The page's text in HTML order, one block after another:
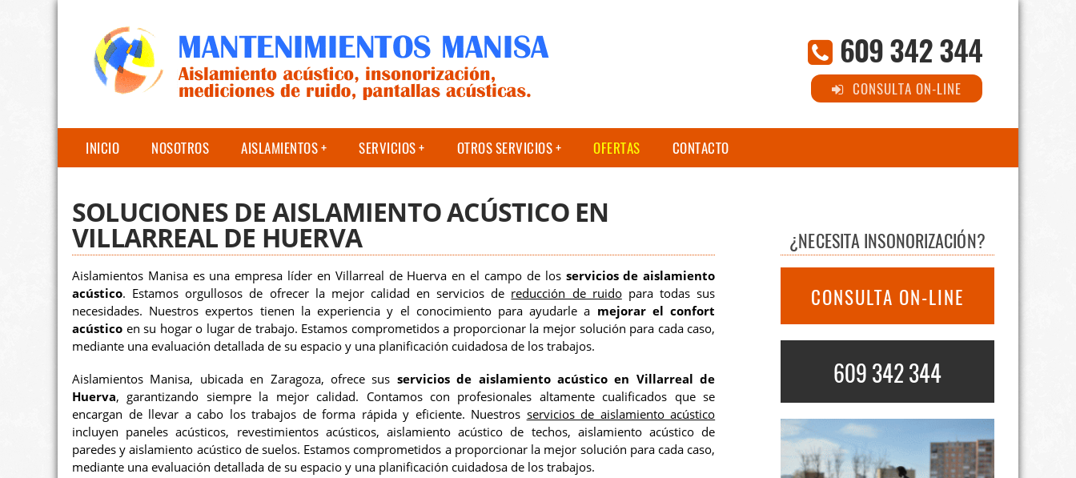
609 342 344
CONSULTA ON-LINE
INICIO NOSOTROS AISLAMIENTOS SERVICIOS OTROS SERVICIOS OFERTAS CONTACTO
SOLUCIONES DE AISLAMIENTO ACÚSTICO EN
VILLARREAL DE HUERVA
Aislamientos Manisa es una empresa líder en Villarreal de Huerva en el campo de los servicios de aislamiento
acústico. Estamos orgullosos de ofrecer la mejor calidad en servicios de reducción de ruidopara todas sus
necesidades. Nuestros expertos tienen la experiencia y el conocimiento para ayudarle a mejorar el confort
acústico en su hogar o lugar de trabajo. Estamos comprometidos a proporcionar la mejor solución para cada caso,
mediante una evaluación detallada de su espacio y una planificación cuidadosa de los trabajos.
Aislamientos Manisa, ubicada en Zaragoza, ofrece sus servicios de aislamiento acústico en Villarreal de
Huerva, garantizando siempre la mejor calidad. Contamos con profesionales altamente cualificados que se
encargan de llevar a cabo los trabajos de forma rápida y eficiente. Nuestros servicios de aislamiento acústico
incluyen paneles acústicos, revestimientos acústicos, aislamiento acústico de techos, aislamiento acústico de
paredes y aislamiento acústico de suelos. Estamos comprometidos a proporcionar la mejor solución para cada caso,
mediante una evaluación detallada de su espacio y una planificación cuidadosa de los trabajos.
¿NECESITA INSONORIZACIÓN?
CONSULTA ON-LINE
609 342 344